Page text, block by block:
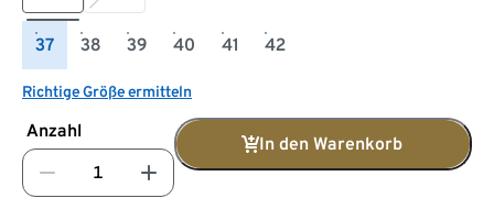
37 38 39 40 41 42
Richtige Größe ermitteln
Anzahl
In den Warenkorb